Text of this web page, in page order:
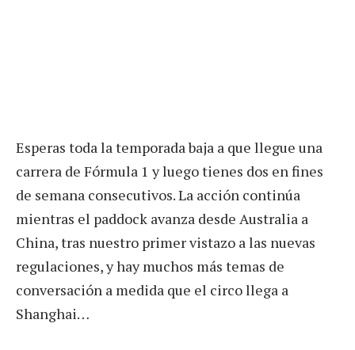
Esperas toda la temporada baja a que llegue una
carrera de Fórmula 1 y luego tienes dos en fines
de semana consecutivos. La acción continúa
mientras el paddock avanza desde Australia a
China, tras nuestro primer vistazo a las nuevas
regulaciones, y hay muchos más temas de
conversación a medida que el circo llega a
Shanghai…